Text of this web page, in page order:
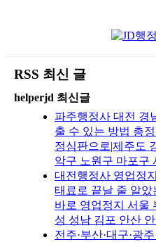
RSS 최신 글
helperjd 최신글
파주행정사 대전 경
출 수 있는 방법 총
정심판으로|제주도
악구 노원구 마포구
대전행정사 영업정
태료로 끝날 줄 알
바로 영업정지 서울
성 성남 김포 안산
전주·부산·대구·광